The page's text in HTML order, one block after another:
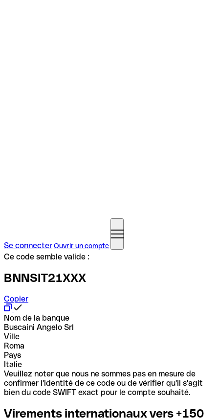
Se connecterOuvrir un compte
Ce code semble valide :
BNNSIT21XXX
Copier
Nom de la banque
Buscaini Angelo Srl
Ville
Roma
Pays
Italie
Veuillez noter que nous ne sommes pas en mesure de
confirmer l'identité de ce code ou de vérifier qu'il s'agit
bien du code SWIFT exact pour le compte souhaité.
Virements internationaux vers +150